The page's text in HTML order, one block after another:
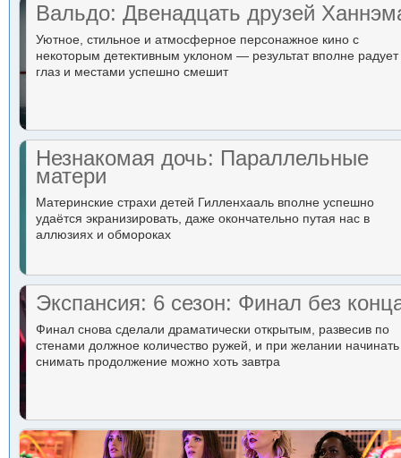
Вальдо: Двенадцать друзей
Уютное, стильное и атмосферное персонажное кино с
некоторым детективным уклоном — результат вполне радует
глаз и местами успешно смешит
Незнакомая дочь: Параллельные
матери
Материнские страхи детей Гилленхааль вполне успешно
удаётся экранизировать, даже окончательно путая нас в
аллюзиях и обмороках
Экспансия: 6 сезон: Финал без
Финал снова сделали драматически открытым, развесив по
стенами должное количество ружей, и при желании начинать
снимать продолжение можно хоть завтра